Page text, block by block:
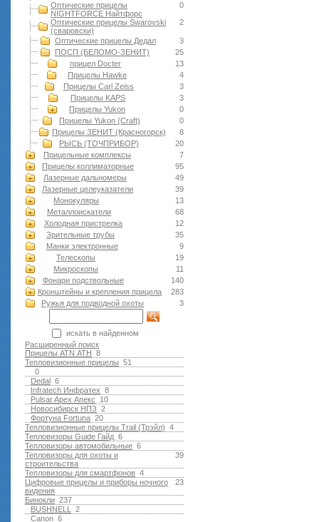
0
Оптические прицелы
NIGHTFORCE Найтфорс
2
Оптические прицелы Swarovski
(сваровски)
3
Оптические прицелы Дедал
25
ПОСП (БЕЛОМО-ЗЕНИТ)
13
прицел Docter
4
Прицелы Hawke
3
Прицелы Carl Zeiss
3
Прицелы KAPS
0
Прицелы Yukon
0
Прицелы Yukon (Craft)
8
Прицелы ЗЕНИТ (Красногорск)
20
РЫСЬ (ТОЧПРИБОР)
7
Прицельные комплексы
95
Прицелы коллиматорные
49
Лазерные дальномеры
39
Лазерные целеуказатели
13
Монокуляры
68
Металлоискатели
12
Холодная пристрелка
35
Зрительные трубы
9
Манки электронные
19
Телескопы
11
Микроскопы
140
Фонари подствольные
283
Кронштейны и крепления прицела
3
Ружья для подводной оxоты
искать в найденном
Расширенный поиск
8
Прицелы ATN АТН
51
Тепловизионные прицелы
0
6
Dedal
8
Infratech Инфратех
10
Pulsar Apex Апекс
2
Новосибирск НПЗ
20
Фортуна Fortuna
4
Тепловизионные прицелы Trail (Трэйл)
6
Тепловизоры Guide Гайд
6
Тепловизоры автомобильные
39
Тепловизоры для охоты и
строительства
4
Тепловизоры для смартфонов
23
Цифровые прицелы и приборы ночного
видения
237
Бинокли
2
BUSHNELL
6
Canon